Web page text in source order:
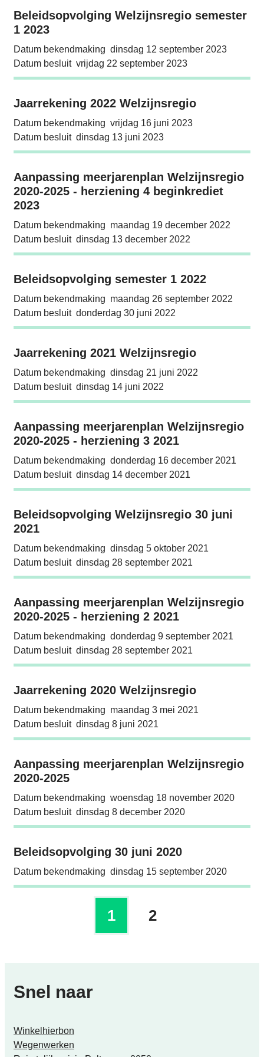
Beleidsopvolging Welzijnsregio semester 1
Beleidsopvolging Welzijnsregio semester
1 2023
Datum bekendmaking dinsdag 12 september 2023
Datum besluit vrijdag 22 september 2023
Jaarrekening 2022 Welzijnsregio
Jaarrekening 2022 Welzijnsregio
Datum bekendmaking vrijdag 16 juni 2023
Datum besluit dinsdag 13 juni 2023
Aanpassing meerjarenplan Welzijnsregio
Aanpassing meerjarenplan Welzijnsregio
2020-2025 - herziening 4 beginkrediet
2023
Datum bekendmaking maandag 19 december 2022
Datum besluit dinsdag 13 december 2022
Beleidsopvolging semester 1 2022
Beleidsopvolging semester 1 2022
Datum bekendmaking maandag 26 september 2022
Datum besluit donderdag 30 juni 2022
Jaarrekening 2021 Welzijnsregio
Jaarrekening 2021 Welzijnsregio
Datum bekendmaking dinsdag 21 juni 2022
Datum besluit dinsdag 14 juni 2022
Aanpassing meerjarenplan Welzijnsregio
Aanpassing meerjarenplan Welzijnsregio
2020-2025 - herziening 3 2021
Datum bekendmaking donderdag 16 december 2021
Datum besluit dinsdag 14 december 2021
Beleidsopvolging Welzijnsregio 30 juni 2021
Beleidsopvolging Welzijnsregio 30 juni
2021
Datum bekendmaking dinsdag 5 oktober 2021
Datum besluit dinsdag 28 september 2021
Aanpassing meerjarenplan Welzijnsregio
Aanpassing meerjarenplan Welzijnsregio
2020-2025 - herziening 2 2021
Datum bekendmaking donderdag 9 september 2021
Datum besluit dinsdag 28 september 2021
Jaarrekening 2020 Welzijnsregio
Jaarrekening 2020 Welzijnsregio
Datum bekendmaking maandag 3 mei 2021
Datum besluit dinsdag 8 juni 2021
Aanpassing meerjarenplan Welzijnsregio
Aanpassing meerjarenplan Welzijnsregio
2020-2025
Datum bekendmaking woensdag 18 november 2020
Datum besluit dinsdag 8 december 2020
Beleidsopvolging 30 juni 2020
Beleidsopvolging 30 juni 2020
Datum bekendmaking dinsdag 15 september 2020
Huidige pagina,
1 pagina
2
Snel naar
Winkelhierbon
Wegenwerken